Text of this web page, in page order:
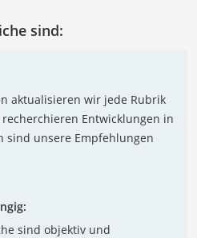
sind:
aktualisieren wir jede Rubrik
Entwicklungen in
sind unsere Empfehlungen
sind objektiv und